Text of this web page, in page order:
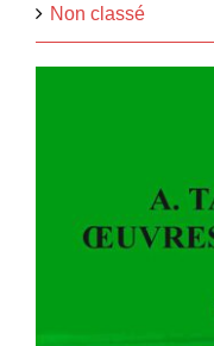
Non classé